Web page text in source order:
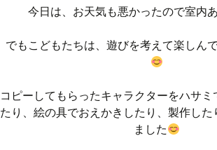
キ
ッ
今日は、お天気も悪かったので室内あ
でもこどもたちは、遊びを考えて楽しん
コピーしてもらったキャラクターをハサミ
たり、絵の具でおえかきしたり、製作し
ました